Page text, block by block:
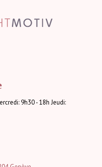
9h30 - 18h Jeudi: